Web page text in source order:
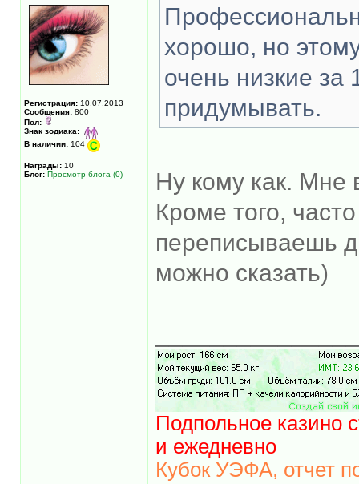
Регистрация: 10.07.2013
Сообщения: 800
Пол:
Знак зодиака:
В наличии: 104
Награды: 10
Блог: Просмотр блога (0)
хорошо, но
очень низкие за
придумывать.
Ну кому как. Мне
Кроме того,
переписываешь
можно сказать)
Подпольное казино
и ежедневно
Кубок УЭФА, отчет